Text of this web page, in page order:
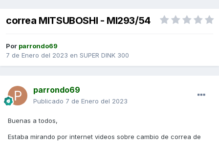
correa MITSUBOSHI - MI293/54
Por parrondo69
7 de Enero del 2023 en SUPER DINK 300
parrondo69
Publicado 7 de Enero del 2023
Buenas a todos,
Estaba mirando por internet videos sobre cambio de correa de